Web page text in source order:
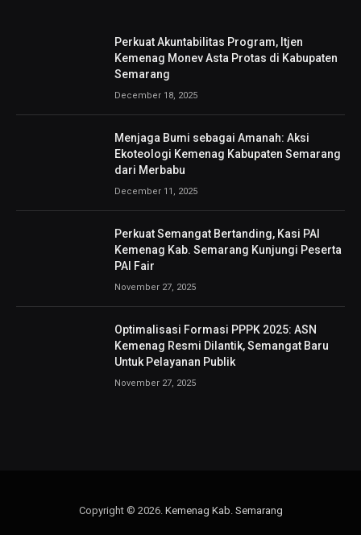
Perkuat Akuntabilitas Program, Itjen
Kemenag Monev Asta Protas di Kabupaten
Semarang
December 18, 2025
Menjaga Bumi sebagai Amanah: Aksi
Ekoteologi Kemenag Kabupaten Semarang
dari Merbabu
December 11, 2025
Perkuat Semangat Bertanding, Kasi PAI
Kemenag Kab. Semarang Kunjungi Peserta
PAI Fair
November 27, 2025
Optimalisasi Formasi PPPK 2025: ASN
Kemenag Resmi Dilantik, Semangat Baru
Untuk Pelayanan Publik
November 27, 2025
Copyright © 2026. Kemenag Kab. Semarang